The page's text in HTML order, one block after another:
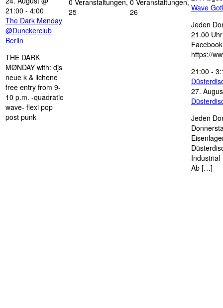
21:00 - 4:00
The Dark Mønday
@Dunckerclub
Berlin
THE DARK
MØNDAY with: djs
neue k & lichene
free entry from 9-
10 p.m. -quadratic
wave- flexi pop
post punk
25
26
Wave
Jeden
21.00
https://
21:00 -
27.
Jeden
Industrial
Ab […]